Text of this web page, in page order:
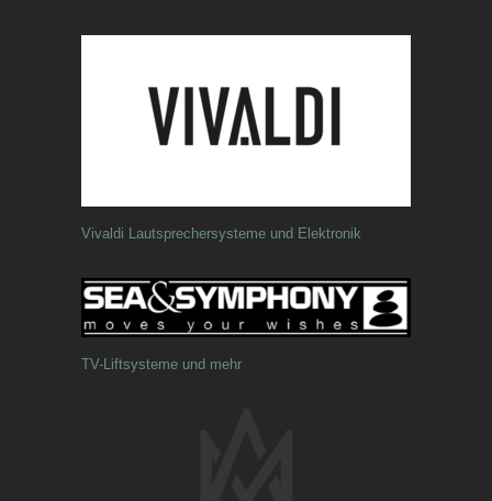
Vivaldi Lautsprechersysteme und Elektronik
TV-Liftsysteme und mehr